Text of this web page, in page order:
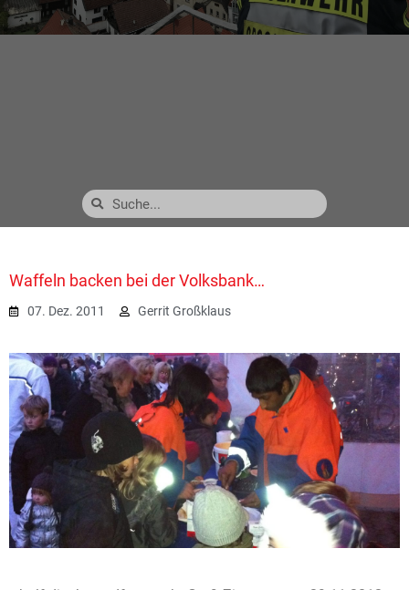
Waffeln backen bei der Volksbank…
07. Dez. 2011 Gerrit Großklaus